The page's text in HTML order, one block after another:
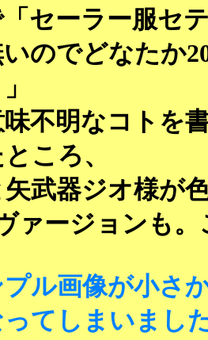
セーラー服セ
いのでどなたか
味不明なコトを
ころ、
武器ジオ様が
ァージョンも
プル画像が小さ
てしまいまし